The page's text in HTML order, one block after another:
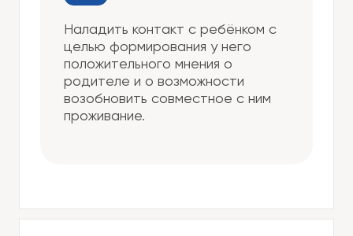
Наладить контакт с ребёнком с
целью формирования у него
положительного мнения о
родителе и о возможности
возобновить совместное с ним
проживание.